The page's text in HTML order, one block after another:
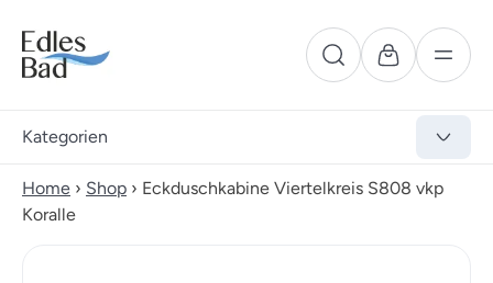
Kategorien
Home › Shop › Eckduschkabine Viertelkreis S808 vkp
Koralle